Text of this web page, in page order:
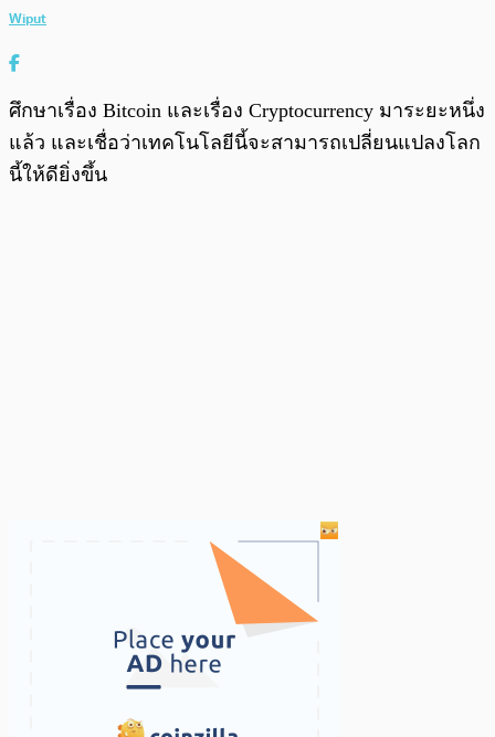
Wiput
ศึกษาเรื่อง Bitcoin และเรื่อง Cryptocurrency มาระยะหนึ่ง
แล้ว และเชื่อว่าเทคโนโลยีนี้จะสามารถเปลี่ยนแปลงโลก
นี้ให้ดียิ่งขึ้น